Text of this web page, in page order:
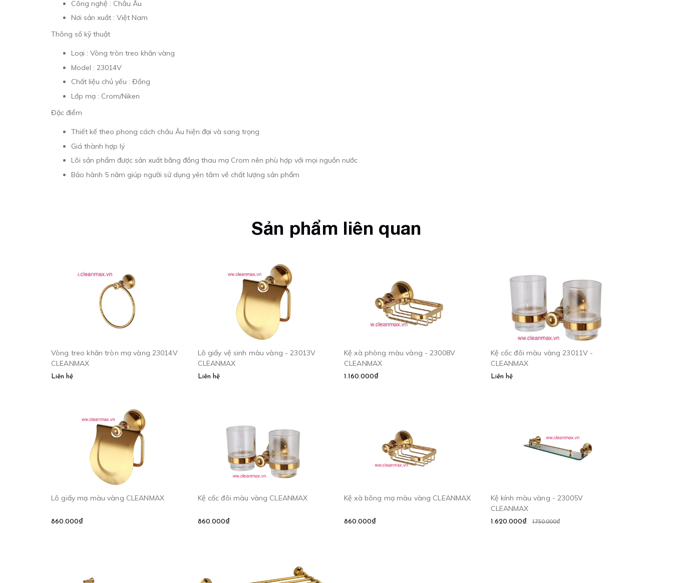
Công nghệ : Châu Âu
Nơi sản xuất : Việt Nam
Thông số kỹ thuật
Loại : Vòng tròn treo khăn vàng
Model : 23014V
Chất liệu chủ yếu : Đồng
Lớp mạ : Crom/Niken
Đặc điểm
Thiết kế theo phong cách châu Âu hiện đại và sang trọng
Giá thành hợp lý
Lõi sản phẩm được sản xuất bằng đồng thau mạ Crom nên phù hợp với mọi nguồn nước
Bảo hành 5 năm giúp người sử dụng yên tâm về chất lượng sản phẩm
Sản phẩm liên quan
Vòng treo khăn tròn mạ vàng 23014V
CLEANMAX
Liên hệ
Lô giấy vệ sinh màu vàng - 23013V
CLEANMAX
Liên hệ
Kệ xà phòng màu vàng - 23008V
CLEANMAX
1.160.000₫
Kệ cốc đôi màu vàng 23011V -
CLEANMAX
Liên hệ
Lô giấy mạ màu vàng CLEANMAX
860.000₫
Kệ cốc đôi màu vàng CLEANMAX
860.000₫
Kệ xà bông mạ màu vàng CLEANMAX
860.000₫
Kệ kính màu vàng - 23005V
CLEANMAX
1.620.000₫ 1.750.000₫